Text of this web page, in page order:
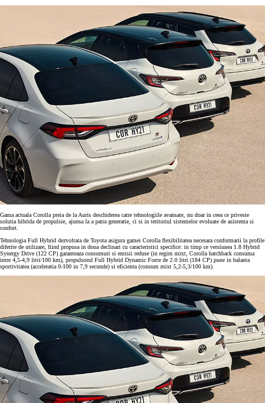
Gama actuala Corolla preia de la Auris deschiderea catre tehnologiile avansate, nu doar in ceea ce priveste
solutia hibrida de propulsie, ajunsa la a patra generatie, ci si in teritoriul sistemelor evoluate de asistenta si
confort.
Tehnologia Full Hybrid dezvoltata de Toyota asigura gamei Corolla flexibilitatea necesara conformarii la profile
diferite de utilizare, fiind propusa in doua declinari cu caracteristici specifice: in timp ce versiunea 1.8 Hybrid
Synergy Drive (122 CP) garanteaza consumuri si emisii reduse (in regim mixt, Corolla hatchback consuma
intre 4,5-4,9 litri/100 km), propulsorul Full Hybrid Dynamic Force de 2.0 litri (184 CP) pune in balanta
sportivitatea (acceleratia 0-100 in 7,9 secunde) si eficienta (consum mixt 5,2-5,3/100 km).